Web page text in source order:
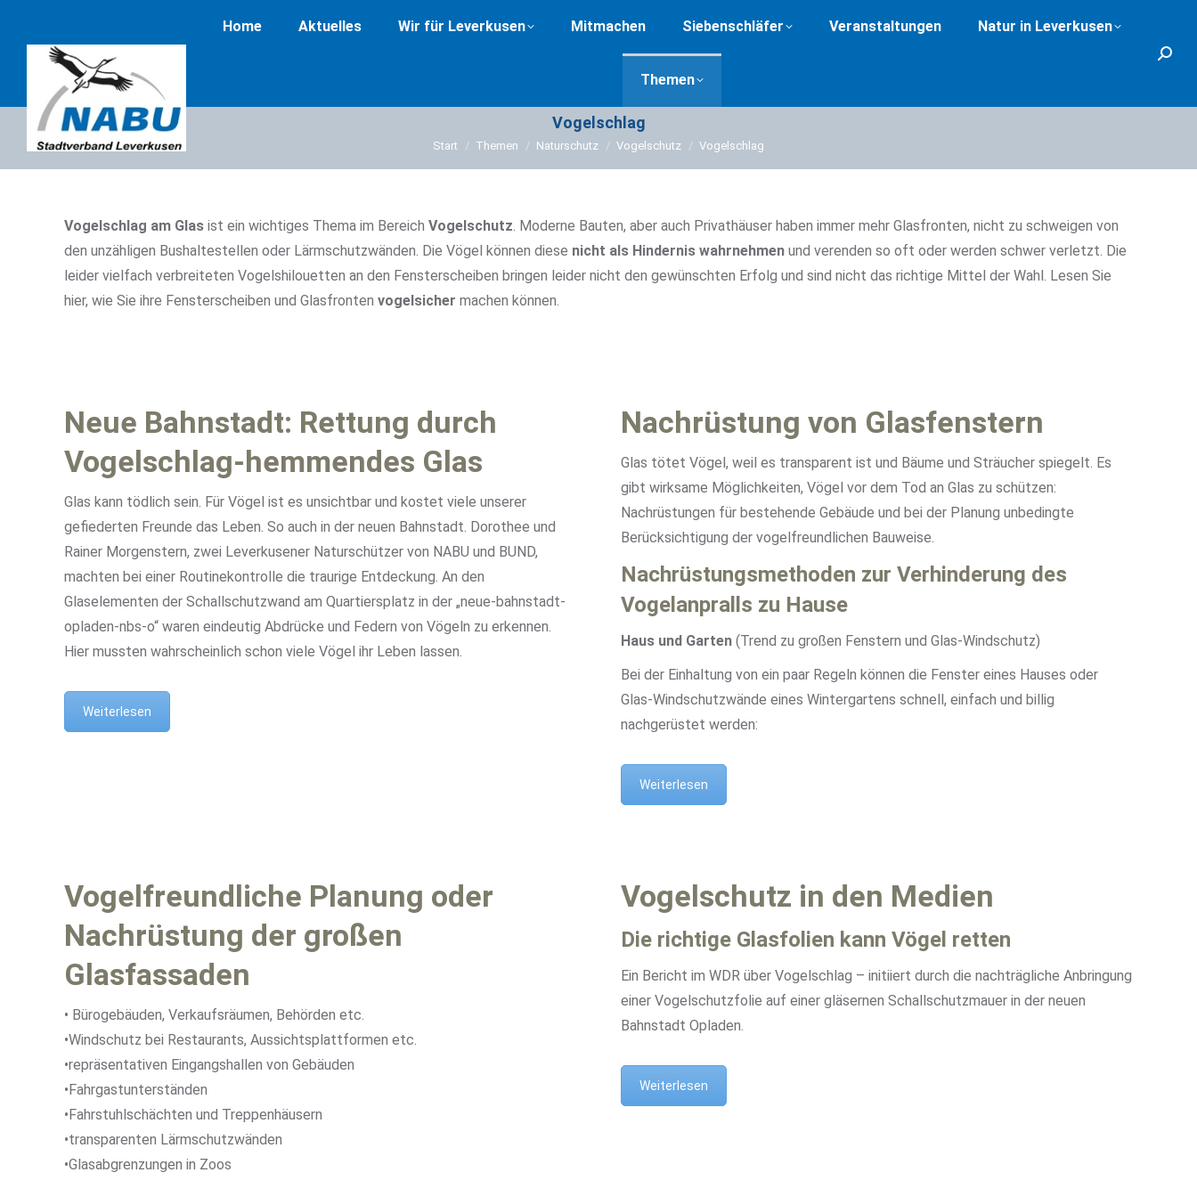
Home Aktuelles Wir für Leverkusen Mitmachen Siebenschläfer Veranstaltungen Natur in Leverkusen
Themen
Vogelschlag
Sie befinden sich hier:
Start Themen Naturschutz Vogelschutz Vogelschlag
Vogelschlag am Glas ist ein wichtiges Thema im Bereich Vogelschutz. Moderne Bauten, aber auch Privathäuser haben immer mehr Glasfronten, nicht zu schweigen von
den unzähligen Bushaltestellen oder Lärmschutzwänden. Die Vögel können diese nicht als Hindernis wahrnehmen und verenden so oft oder werden schwer verletzt. Die
leider vielfach verbreiteten Vogelshilouetten an den Fensterscheiben bringen leider nicht den gewünschten Erfolg und sind nicht das richtige Mittel der Wahl. Lesen Sie
hier, wie Sie ihre Fensterscheiben und Glasfronten vogelsicher machen können.
Neue Bahnstadt: Rettung durch
Vogelschlag-hemmendes Glas
Glas kann tödlich sein. Für Vögel ist es unsichtbar und kostet viele unserer
gefiederten Freunde das Leben. So auch in der neuen Bahnstadt. Dorothee und
Rainer Morgenstern, zwei Leverkusener Naturschützer von NABU und BUND,
machten bei einer Routinekontrolle die traurige Entdeckung. An den
Glaselementen der Schallschutzwand am Quartiersplatz in der „neue-bahnstadt-
opladen-nbs-o“ waren eindeutig Abdrücke und Federn von Vögeln zu erkennen.
Hier mussten wahrscheinlich schon viele Vögel ihr Leben lassen.
Weiterlesen
Nachrüstung von Glasfenstern
Glas tötet Vögel, weil es transparent ist und Bäume und Sträucher spiegelt. Es
gibt wirksame Möglichkeiten, Vögel vor dem Tod an Glas zu schützen:
Nachrüstungen für bestehende Gebäude und bei der Planung unbedingte
Berücksichtigung der vogelfreundlichen Bauweise.
Nachrüstungsmethoden zur Verhinderung des
Vogelanpralls zu Hause
Haus und Garten (Trend zu großen Fenstern und Glas-Windschutz)
Bei der Einhaltung von ein paar Regeln können die Fenster eines Hauses oder
Glas-Windschutzwände eines Wintergartens schnell, einfach und billig
nachgerüstet werden:
Weiterlesen
Vogelfreundliche Planung oder
Nachrüstung der großen
Glasfassaden
• Bürogebäuden, Verkaufsräumen, Behörden etc.
•Windschutz bei Restaurants, Aussichtsplattformen etc.
•repräsentativen Eingangshallen von Gebäuden
•Fahrgastunterständen
•Fahrstuhlschächten und Treppenhäusern
•transparenten Lärmschutzwänden
•Glasabgrenzungen in Zoos
Vogelschutz in den Medien
Die richtige Glasfolien kann Vögel retten
Ein Bericht im WDR über Vogelschlag – initiiert durch die nachträgliche Anbringung
einer Vogelschutzfolie auf einer gläsernen Schallschutzmauer in der neuen
Bahnstadt Opladen.
Weiterlesen